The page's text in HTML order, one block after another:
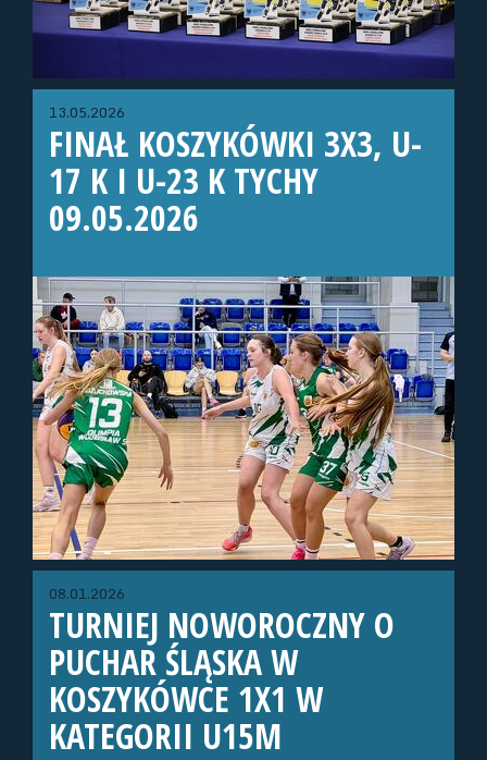
13.05.2026
FINAŁ KOSZYKÓWKI 3X3, U-
17 K I U-23 K TYCHY
09.05.2026
08.01.2026
TURNIEJ NOWOROCZNY O
PUCHAR ŚLĄSKA W
KOSZYKÓWCE 1X1 W
KATEGORII U15M